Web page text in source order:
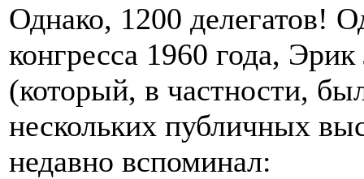
Однако, 1200 делегатов!
конгресса 1960 года,
(который, в частности,
нескольких публичных
недавно вспоминал: